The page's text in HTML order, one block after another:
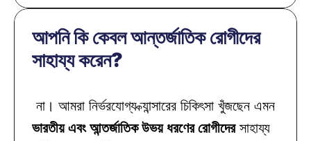
আপনি কি কেবল আন্তর্জাতিক রোগীদের
সাহায্য করেন?
ভারতীয় এবং আন্তর্জাতিক উভয় ধরণের রোগীদের সাহায্য